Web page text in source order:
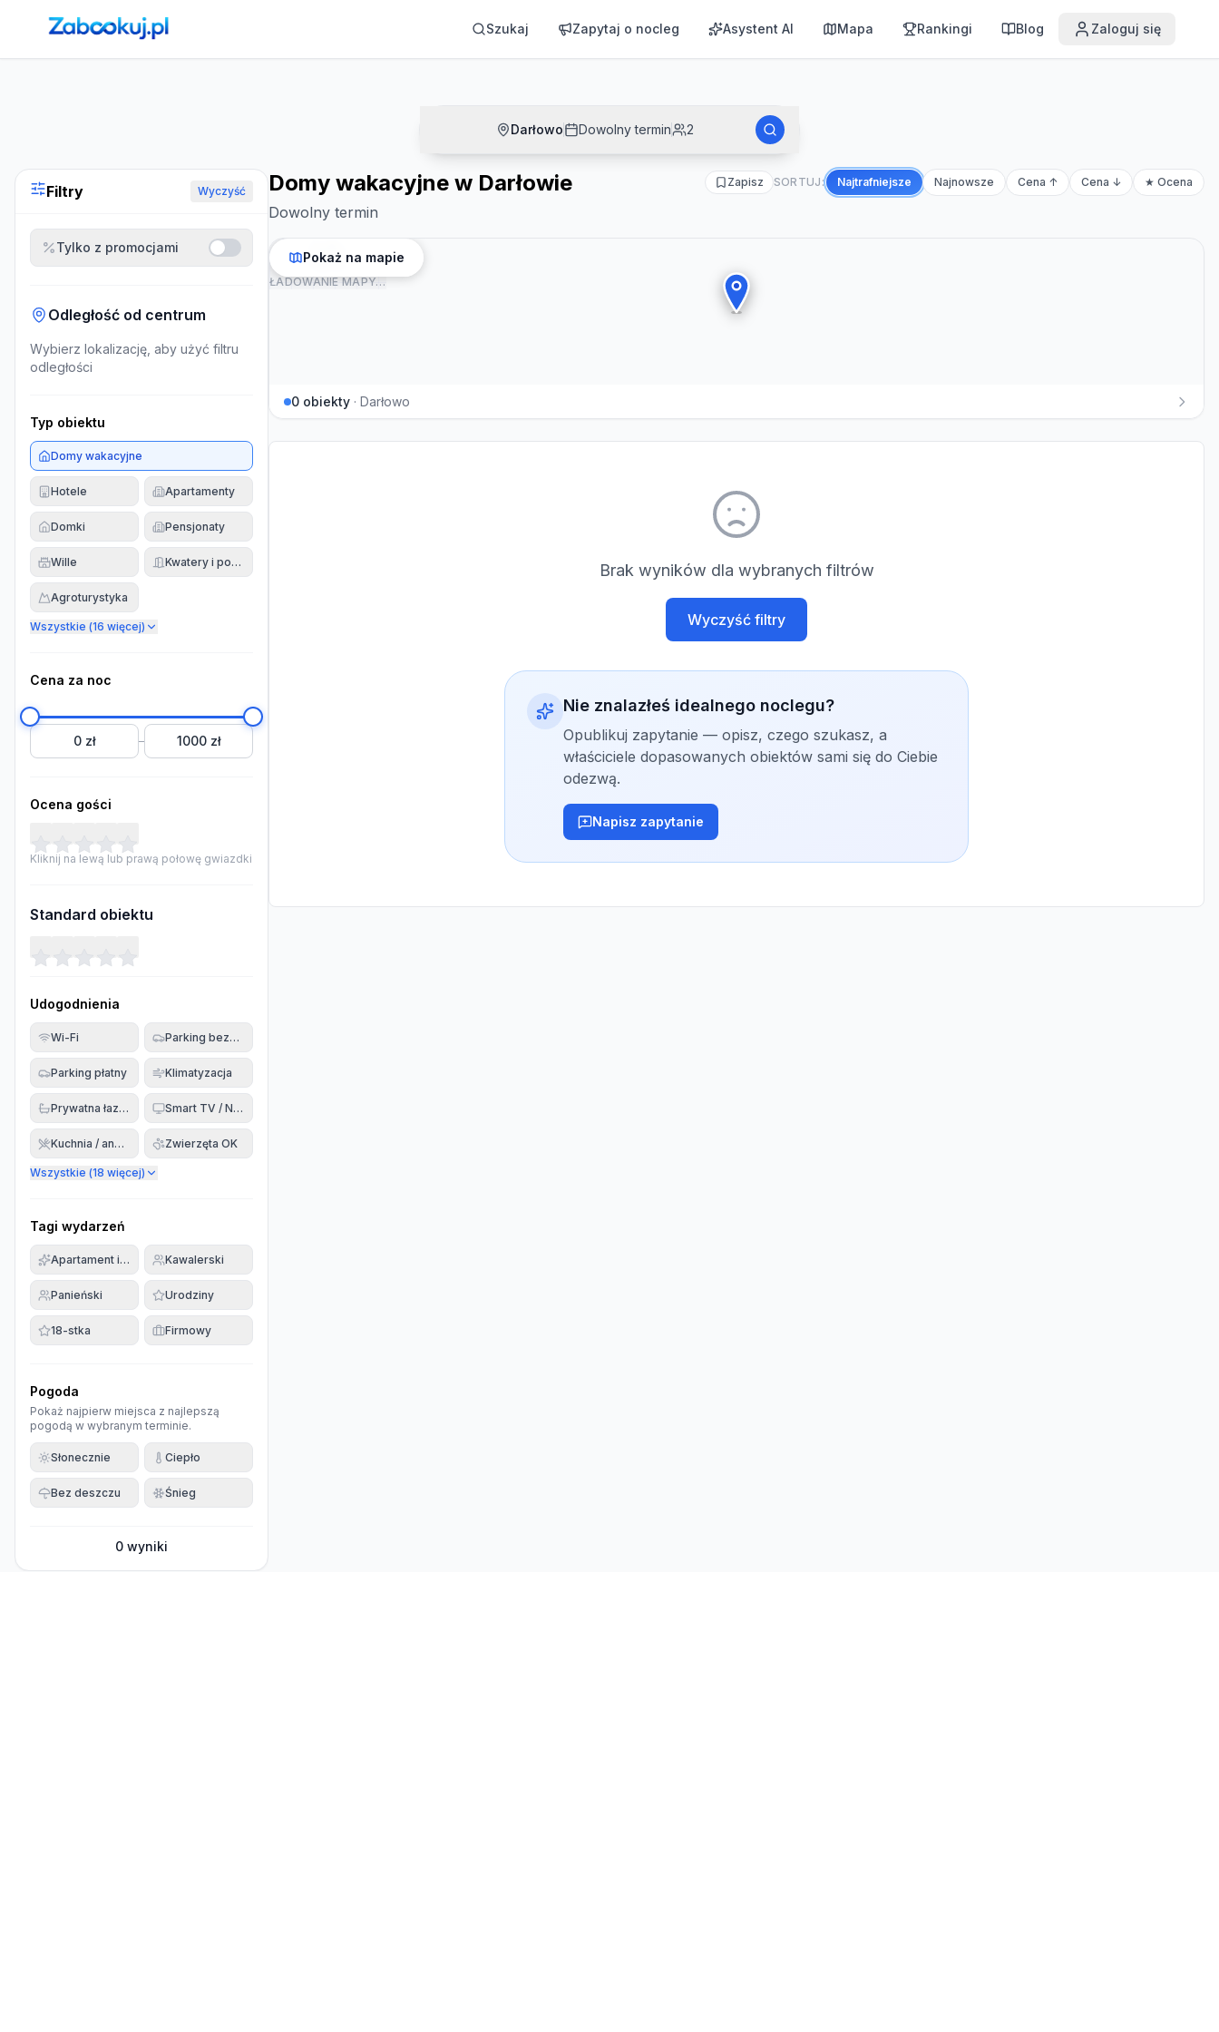
Strona główna ›Noclegi Szukaj Zapytaj o nocleg Asystent AI Mapa Rankingi Blog Zaloguj się
Darłowo Dowolny termin 2
Filtry Wyczyść
Tylko z promocjami
Odległość od centrum
Wybierz lokalizację, aby użyć filtru
odległości
Typ obiektu
Domy wakacyjne
Hotele Apartamenty
Domki Pensjonaty
Wille Kwatery i pokoje
Agroturystyka
Wszystkie (16 więcej)
Cena za noc
0 zł – 1000 zł
Ocena gości
Kliknij na lewą lub prawą połowę gwiazdki
Standard obiektu
Udogodnienia
Wi-Fi Parking bezpłatny
Parking płatny Klimatyzacja
Prywatna łazienka Smart TV / Netflix
Kuchnia / aneks Zwierzęta OK
Wszystkie (18 więcej)
Tagi wydarzeń
Apartament imprezowyKawalerski
Panieński Urodziny
18-stka Firmowy
Pogoda
Pokaż najpierw miejsca z najlepszą
pogodą w wybranym terminie.
Słonecznie Ciepło
Bez deszczu Śnieg
0 wyniki
Domy wakacyjne w Darłowie
Dowolny termin
Zapisz SORTUJ: Najtrafniejsze Najnowsze Cena ↑ Cena ↓ ★ Ocena
ŁADOWANIE MAPY…
Pokaż na mapie
0 obiekty · Darłowo
Brak wyników dla wybranych filtrów
Wyczyść filtry
Nie znalazłeś idealnego noclegu?
Opublikuj zapytanie — opisz, czego szukasz, a
właściciele dopasowanych obiektów sami się do Ciebie
odezwą.
Napisz zapytanie